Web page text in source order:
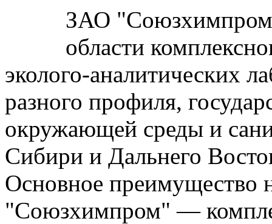
ЗАО "Союзхимпром"
области
эколого-аналитических
разного профиля,
окружающей среды и
Сибири и Дальнего
Основное преимущество
"Союзхимпром" —